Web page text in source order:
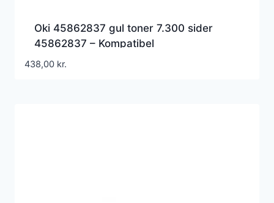
Oki 45862837 gul toner 7.300 sider
45862837 – Kompatibel
438,00 kr.